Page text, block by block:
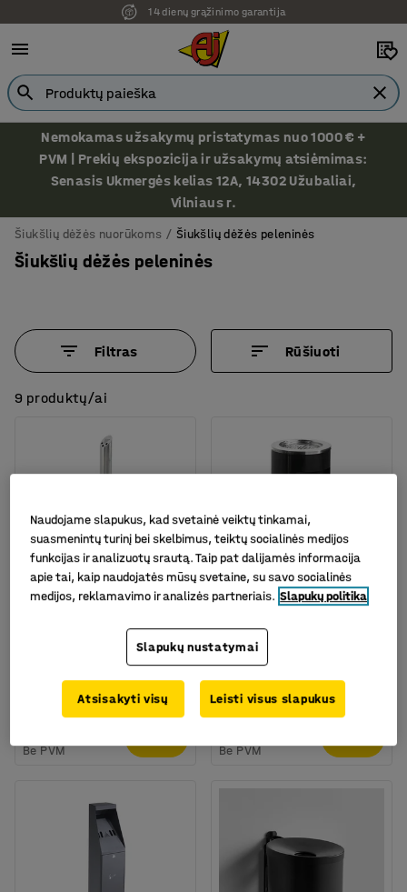
14 dienų grąžinimo garantija
Nemokamas užsakymų pristatymas nuo 1000 € +
PVM | Prekių ekspozicija ir užsakymų atsiėmimas:
Senasis Ukmergės kelias 12A, 14302 Užubaliai,
Vilniaus r.
Šiukšlių dėžės nuorūkoms Šiukšlių dėžės peleninės
Šiukšlių dėžės peleninės
Filtras Rūšiuoti
9 produktų/ai
Galima rinktis skirtingus
pastatoma, aukštis
Prekės kodas:234825
Be PVM
Peleninė/šiukšlių dėžė
CHARLIE, 13L, juoda
Prekės kodas:246621
Be PVM
Naudojame slapukus, kad svetainė veiktų tinkamai,
suasmenintų turinį bei skelbimus, teiktų socialinės medijos
funkcijas ir analizuotų srautą. Taip pat dalijamės informacija
apie tai, kaip naudojatės mūsų svetaine, su savo socialinės
medijos, reklamavimo ir analizės partneriais. Slapukų politika
Slapukų nustatymai
Atsisakyti visų Leisti visus slapukus